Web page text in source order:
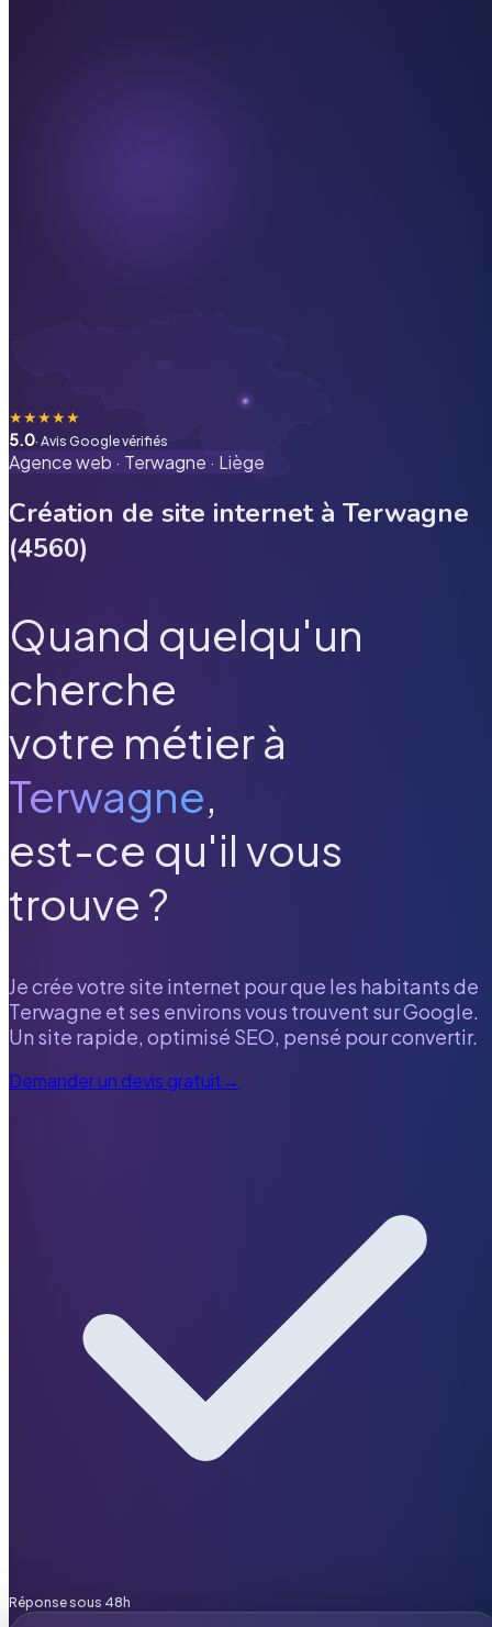
★★★★★
5.0· Avis Google vérifiés
Agence web · Terwagne · Liège
Création de site internet à Terwagne
(4560)
Quand quelqu'un
cherche
votre métier à
Terwagne,
est-ce qu'il vous
trouve ?
Je crée votre site internet pour que les habitants de
Terwagne et ses environs vous trouvent sur Google.
Un site rapide, optimisé SEO, pensé pour convertir.
Demander un devis gratuit→
Réponse sous 48h